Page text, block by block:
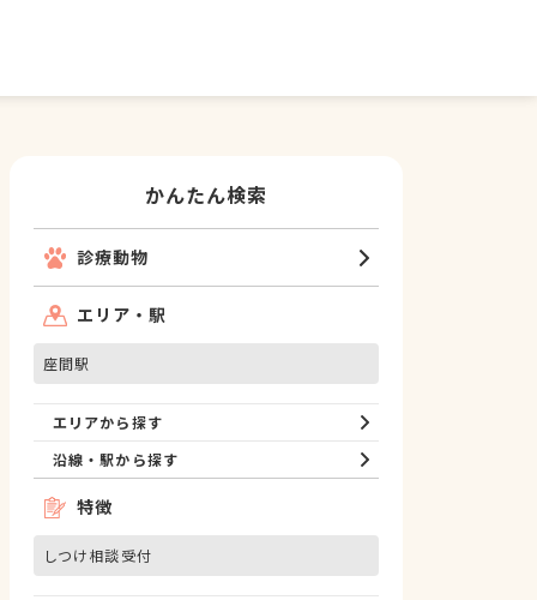
かんたん検索
診療動物
エリア・駅
座間駅
エリアから探す
沿線・駅から探す
特徴
しつけ相談受付